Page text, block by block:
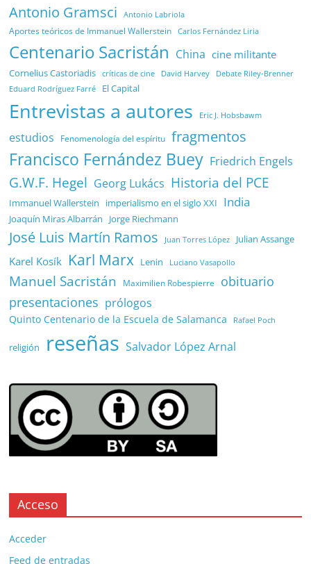
Antonio Gramsci Antonio Labriola
Aportes teóricos de Immanuel Wallerstein Carlos Fernández Liria
Centenario Sacristán China cine militante
Cornelius Castoriadis críticas de cine David Harvey Debate Riley-Brenner
Eduard Rodríguez Farré El Capital
Entrevistas a autores Eric J. Hobsbawm
estudios Fenomenología del espíritu fragmentos
Francisco Fernández Buey Friedrich Engels
G.W.F. Hegel Georg Lukács Historia del PCE
Immanuel Wallerstein imperialismo en el siglo XXI India
Joaquín Miras Albarrán Jorge Riechmann
José Luis Martín Ramos Juan Torres López Julian Assange
Karel Kosík Karl Marx Lenin Luciano Vasapollo
Manuel Sacristán Maximilien Robespierre
obituario
presentaciones prólogos
Quinto Centenario de la Escuela de Salamanca Rafael Poch
religión reseñas Salvador López Arnal
Acceso
Acceder
Feed de entradas